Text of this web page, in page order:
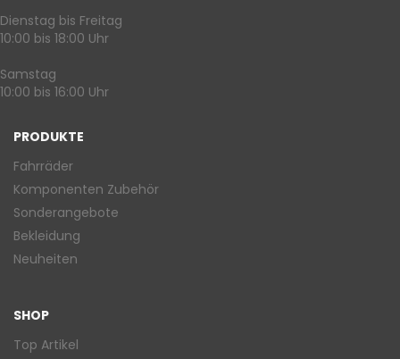
Dienstag bis Freitag
10:00 bis 18:00 Uhr
Samstag
10:00 bis 16:00 Uhr
PRODUKTE
Fahrräder
Komponenten Zubehör
Sonderangebote
Bekleidung
Neuheiten
SHOP
Top Artikel